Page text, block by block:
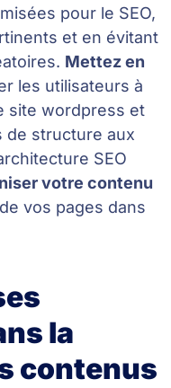
pour le SEO,
et en évitant
Mettez en
les utilisateurs à
site wordpress et
de structure aux
SEO
votre contenu
vos pages dans
la
contenus